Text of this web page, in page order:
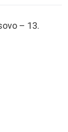
– 13.